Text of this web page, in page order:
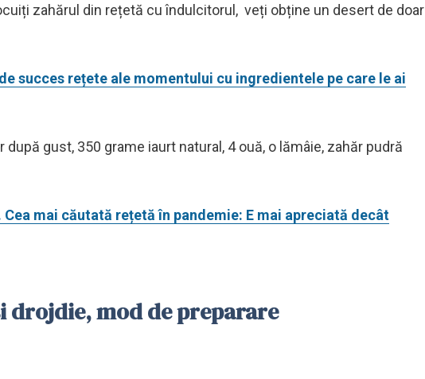
zahărul din rețetă cu îndulcitorul, veți obține un desert de doar
succes rețete ale momentului cu ingredientele pe care le ai
gust, 350 grame iaurt natural, 4 ouă, o lămâie, zahăr pudră
mai căutată rețetă în pandemie: E mai apreciată decât
drojdie, mod de preparare